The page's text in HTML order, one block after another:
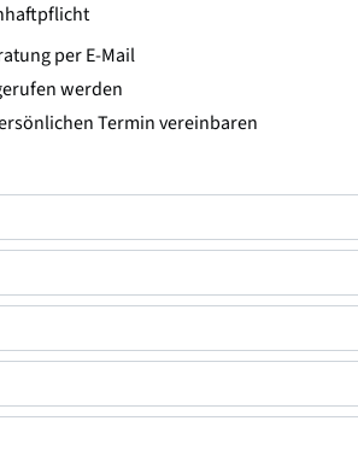
per E-Mail
werden
Termin vereinbaren